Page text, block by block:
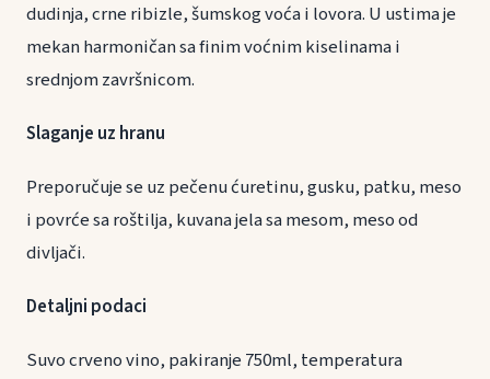
dudinja, crne ribizle, šumskog voća i lovora. U ustima je
mekan harmoničan sa finim voćnim kiselinama i
srednjom završnicom.
Slaganje uz hranu
Preporučuje se uz pečenu ćuretinu, gusku, patku, meso
i povrće sa roštilja, kuvana jela sa mesom, meso od
divljači.
Detaljni podaci
Suvo crveno vino, pakiranje 750ml, temperatura